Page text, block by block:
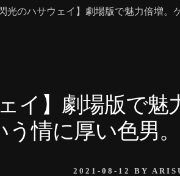
光のハサウェイ】劇場版で魅力倍増。
イ】劇場版で
う情に厚い色男。
2021-08-12 BY